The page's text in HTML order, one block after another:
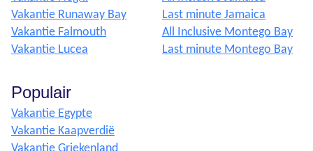
Vakantie Runaway Bay
Vakantie Falmouth
Vakantie Lucea
Last minute Jamaica
All Inclusive Montego Bay
Last minute Montego Bay
Populair
Vakantie Egypte
Vakantie Kaapverdië